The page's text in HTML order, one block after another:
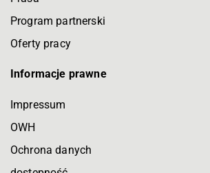
Program partnerski
Oferty pracy
Informacje prawne
Impressum
OWH
Ochrona danych